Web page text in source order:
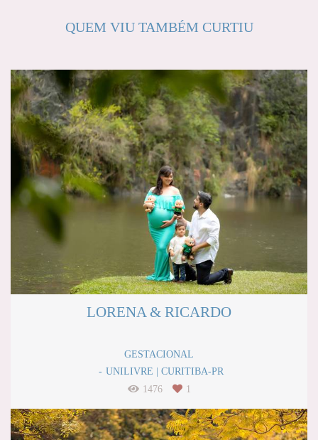
QUEM VIU TAMBÉM CURTIU
LORENA & RICARDO
GESTACIONAL
UNILIVRE | CURITIBA-PR
1476
1